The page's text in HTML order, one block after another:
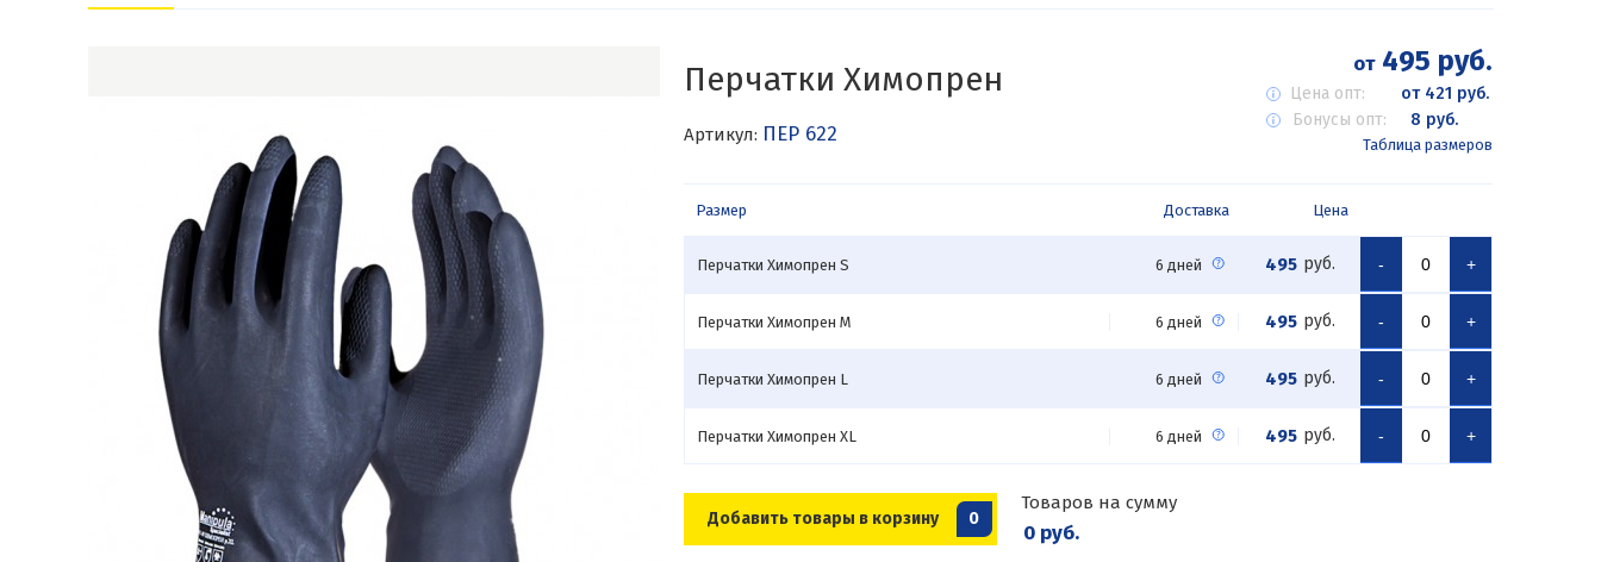
Перчатки Химопрен
Артикул: ПЕР 622
от495 руб.
Цена опт:
от 421 руб.
Бонусы опт:
8 руб.
Таблица размеров
Размер Доставка Цена
Перчатки Химопрен S 6 дней 495 руб. - +
Перчатки Химопрен M 6 дней 495 руб. - +
Перчатки Химопрен L 6 дней 495 руб. - +
Перчатки Химопрен XL 6 дней 495 руб. - +
Добавить товары в корзину 0
Товаров на сумму
0 руб.